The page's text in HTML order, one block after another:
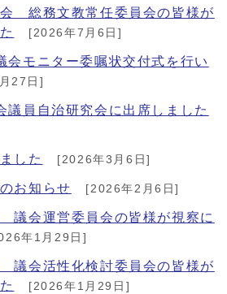
総務文教常任委員会の皆様が
[2026年7月6日]
会モニター委嘱状交付式を行い
27日]
議員自治研究会に出席しました
した [2026年3月6日]
お知らせ [2026年2月6日]
議会運営委員会の皆様が視察に
年1月29日]
議会活性化検討委員会の皆様が
[2026年1月29日]